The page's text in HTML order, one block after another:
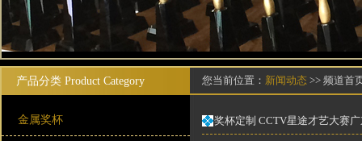
产品分类 Product Category
金属奖杯
您当前位置： 新闻动态 >> 频道首
奖杯定制 CCTV星途才艺大赛